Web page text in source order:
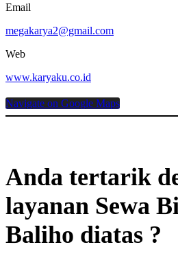
Email
megakarya2@gmail.com
Web
www.karyaku.co.id
Navigate on Google Maps
Anda tertarik
layanan Sewa
Baliho diatas ?